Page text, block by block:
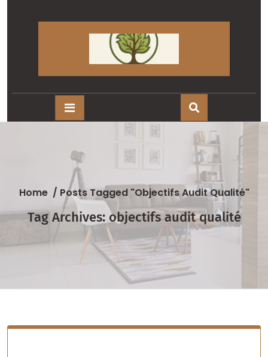
Home/ Posts Tagged "objectifs Audit Qualité"
Tag Archives: objectifs audit qualité